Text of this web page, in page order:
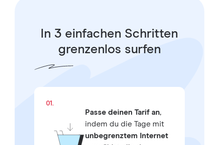
In 3 einfachen Schritten
grenzenlos surfen
01.
Passe deinen Tarif an,
indem du die Tage mit
unbegrenztem Internet